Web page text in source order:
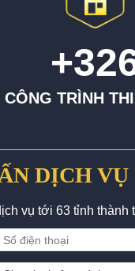
CÔNG TRÌNH
DỊCH VỤ
vụ tới 63 tỉnh thành